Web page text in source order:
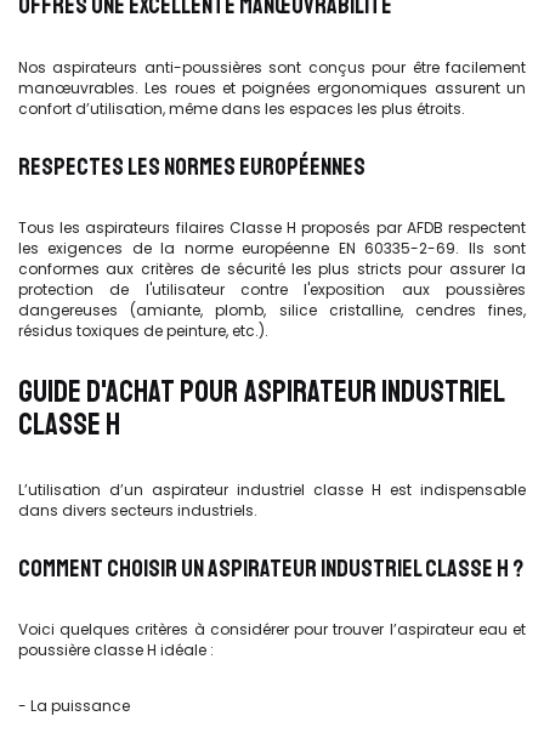
Nos aspirateurs anti-poussières sont conçus pour être facilement
manœuvrables. Les roues et poignées ergonomiques assurent un
confort d’utilisation, même dans les espaces les plus étroits.
RESPECTES LES NORMES EUROPÉENNES
Tous les aspirateurs filaires Classe H proposés par AFDB respectent
les exigences de la norme européenne EN 60335-2-69. Ils sont
conformes aux critères de sécurité les plus stricts pour assurer la
protection de l'utilisateur contre l'exposition aux poussières
dangereuses (amiante, plomb, silice cristalline, cendres fines,
résidus toxiques de peinture, etc.).
GUIDE D'ACHAT POUR ASPIRATEUR INDUSTRIEL
CLASSE H
L’utilisation d’un aspirateur industriel classe H est indispensable
dans divers secteurs industriels.
COMMENT CHOISIR UN ASPIRATEUR INDUSTRIEL CLASSE H ?
Voici quelques critères à considérer pour trouver l’aspirateur eau et
poussière classe H idéale :
- La puissance